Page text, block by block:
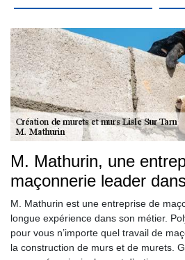
M. Mathurin, une
maçonnerie leader
M. Mathurin est une entreprise de
longue expérience dans son métier.
pour vous n’importe quel travail de
la construction de murs et de murets.